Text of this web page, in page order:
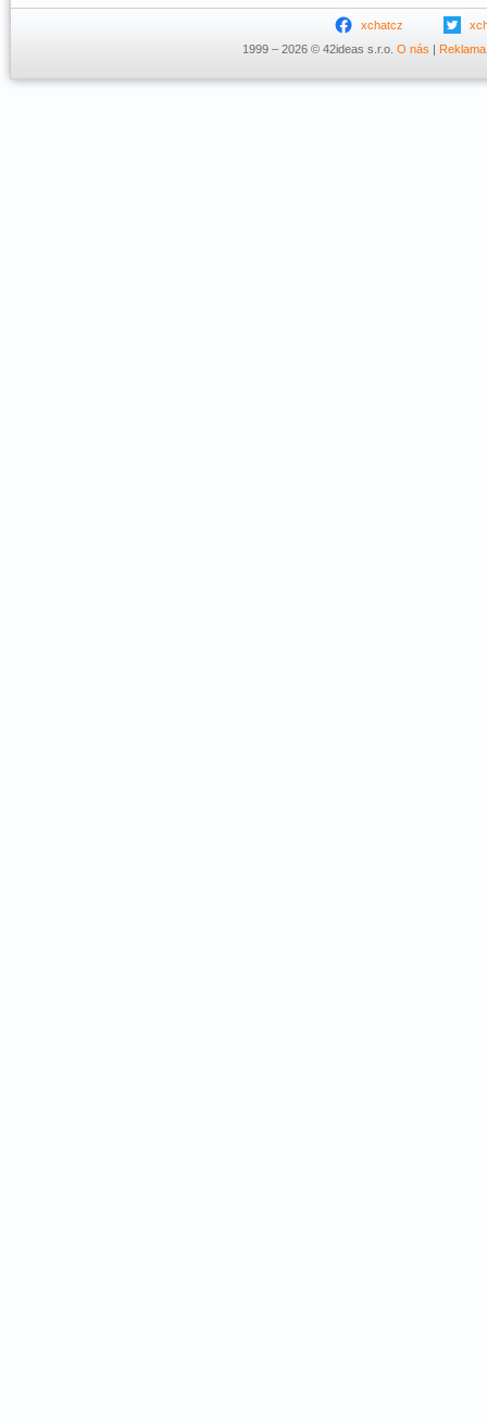
xchatcz
1999 – 2026 © 42ideas s.r.o. O nás | Reklama